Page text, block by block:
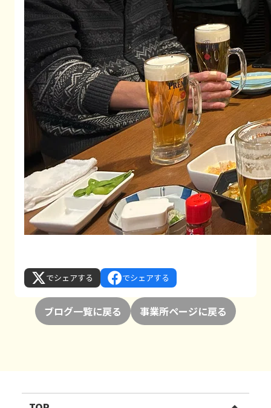
でシェアする でシェアする
ブログ一覧に戻る 事業所ページに戻る